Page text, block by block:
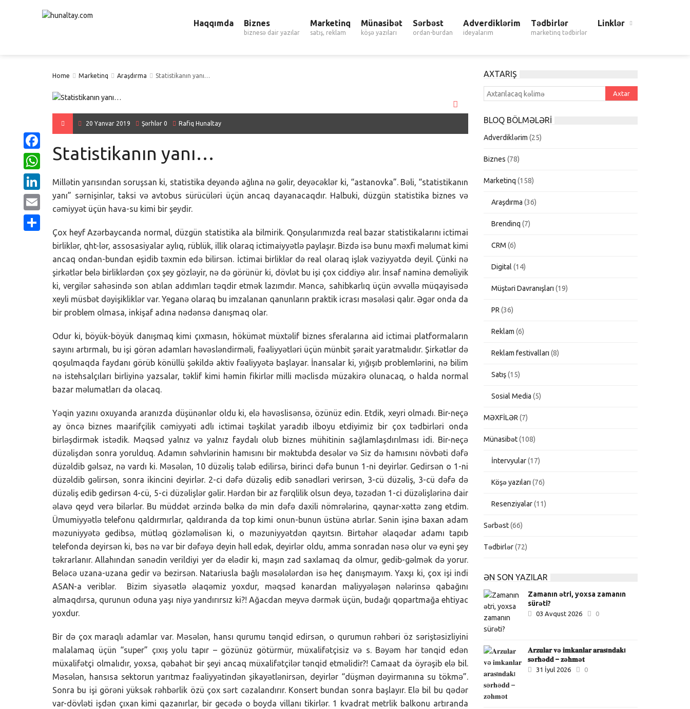
Haqqımda Biznes
biznesə dair yazılar
Marketinq
satış, reklam
Münasibət
köşə yazıları
Sərbəst
ordan-burdan
Adverdiklərim
ideyalarım
Tədbirlər
marketinq tədbirlər
Linklər
Home Marketinq Araşdırma Statistikanın yanı…
20 Yanvar 2019 Şərhlər 0 Rafiq Hunaltay
Statistikanın yanı…
Millətin yarısından soruşsan ki, statistika deyəndə ağlına nə gəlir, deyəcəklər ki, “astanovka”. Bəli, “statistikanın
yanı” sərnişinlər, taksi və avtobus sürücüləri üçün ancaq dayanacaqdır. Halbuki, düzgün statistika biznes və
cəmiyyət üçün hava-su kimi bir şeydir.
Çox heyf Azərbaycanda normal, düzgün statistika ala bilmirik. Qonşularımızda real bazar statistikalarını ictimai
birliklər, qht-lər, assosasiyalar aylıq, rüblük, illik olaraq ictimaiyyətlə paylaşır. Bizdə isə bunu məxfi məlumat kimi
ancaq ondan-bundan eşidib təxmin edə bilirsən. İctimai birliklər də real olaraq işlək vəziyyətdə deyil. Çünki nə
şirkətlər belə birliklərdən çox şey gözləyir, nə də görünür ki, dövlət bu işi çox ciddiyə alır. İnsaf naminə deməliyik
ki, vergilər sahəsində son atılan addımları təqdir etmək lazımdır. Məncə, sahibkarlıq üçün əvvəllə müqayisədə
xeyli müsbət dəyişikliklər var. Yeganə olaraq bu imzalanan qanunların praktik icrası məsələsi qalır. Əgər onda da
bir problem olmasa, inkişaf adına nədənsə danışmaq olar.
Odur ki, böyük-böyük danışmaq kimi çıxmasın, hökümət müxtəlif biznes sferalarına aid ictimai platformaların
sayını artırmalı, bu işi görən adamları həvəsləndirməli, fəaliyyətləri üçün münbit şərait yaratmalıdır. Şirkətlər də
qoşulmaqda faydanı görüb könüllü şəkildə aktiv fəaliyyətə başlayar. İnansalar ki, yığışıb problemlərini, nə bilim
nə istehsalçıları birliyinə yazsalar, təklif kimi həmin fikirlər milli məclisdə müzakirə olunacaq, o halda normal
bazar məlumatları da olacaq.
Yəqin yazını oxuyanda aranızda düşünənlər oldu ki, elə həvəslisənsə, özünüz edin. Etdik, xeyri olmadı. Bir-neçə
ay öncə biznes maarifçilik cəmiyyəti adlı ictimai təşkilat yaradıb ilboyu etdiyimiz bir çox tədbirləri onda
birləşdirmək istədik. Məqsəd yalnız və yalnız faydalı olub biznes mühitinin sağlamlaşdırılması idi. Bir-neçə
düzəlişdən sonra yorulduq. Adamın səhvlərinin hamısını bir məktubda desələr və Siz də hamısını növbəti dəfə
düzəldib gəlsəz, nə vardı ki. Məsələn, 10 düzəliş tələb edilirsə, birinci dəfə bunun 1-ni deyirlər. Gedirsən o 1-ni
düzəldib gəlirsən, sonra ikincini deyirlər. 2-ci dəfə düzəliş edib sənədləri verirsən, 3-cü düzəliş, 3-cü dəfə də
düzəliş edib gedirsən 4-cü, 5-ci düzəlişlər gəlir. Hərdən bir az fərqlilik olsun deyə, təzədən 1-ci düzəlişlərinə dair
əlavə qeyd verə bilərlər. Bu müddət ərzində bəlkə də min dəfə daxili nömrələrinə, qaynar-xəttə zəng etdim.
Ümumiyyətlə telefonu qaldırmırlar, qaldıranda da top kimi onun-bunun üstünə atırlar. Sənin işinə baxan adam
məzuniyyətə gedibsə, mütləq gözləməlisən ki, o məzuniyyətdən qayıtsın. Birtəhər əlaqədar adamı tapıb
telefonda deyirsən ki, bəs nə var bir dəfəyə deyin həll edək, deyirlər oldu, amma sonradan nəsə olur və eyni şey
təkrarlanır. Allahından sənədin verildiyi yer də elədir ki, maşın zad saxlamaq da olmur, gedib-gəlmək də yorur.
Beləcə uzana-uzana gedir və bezirsən. Natariusla bağlı məsələlərdən isə heç danışmayım. Yaxşı ki, çox işi indi
ASAN-a veriblər. Bizim siyasətlə əlaqəmiz yoxdur, məqsəd kənardan maliyyələşən nələrinsə qabağını
almaqdırsa, qurunun oduna yaşı niyə yandırırsız ki?! Ağacdan meyvə dərmək üçün, budağı qopartmağa ehtiyac
yoxdur.
Bir də çox maraqlı adamlar var. Məsələn, hansı qurumu tənqid edirsən, o qurumun rəhbəri öz səriştəsizliyini
malalamaq üçün “super” çıxış yolu tapır – gözünüz götürmür, müxalifətçisiz və s. Bəyəm hər tənqid edən
müxalifətçi olmalıdır, yoxsa, qəbahət bir şeyi ancaq müxalifətçilər tənqid etməlidir?! Camaat da öyrəşib elə bil.
Məsələn, hansısa sektorun yarıtmaz fəaliyyətindən şikayətlənirsən, deyirlər “düşmən dəyirmanına su tökmə”.
Sonra bu işi görəni yüksək rəhbərlik özü çox sərt cəzalandırır. Konsert bundan sonra başlayır. Elə bil bu qədər
var-dövləti işdən çıxan kimi qazanırlar, bir gecədə o boyda villanı tikirlər. 1 kvadrat metrlik balkonu artıranda
Facebook
WhatsApp
LinkedIn
Email
AXTARIŞ
BLOQ BÖLMƏLƏRI
Adverdiklərim (25)
Biznes (78)
Marketinq (158)
Araşdırma (36)
Brendinq (7)
CRM (6)
Digital (14)
Müştəri Davranışları (19)
PR (36)
Reklam (6)
Reklam festivalları (8)
Satış(15)
Sosial Media (5)
MƏXFİLƏR (7)
Münasibət(108)
İntervyular(17)
Köşə yazıları (76)
Resenziyalar(11)
Sərbəst(66)
Tədbirlər(72)
ƏN SON YAZILAR
Zamanın ətri, yoxsa zamanın
sürəti?
03 Avqust 2026 0
𝐀𝐫𝐳𝐮𝐥𝐚𝐫 𝐯ə 𝐢𝐦𝐤𝐚𝐧𝐥𝐚𝐫 𝐚𝐫𝐚𝐬ı𝐧𝐝𝐚𝐤ı
𝐬ə𝐫𝐡ə𝐝𝐝 – 𝐳ə𝐡𝐦ə𝐭
31 İyul 2026 0